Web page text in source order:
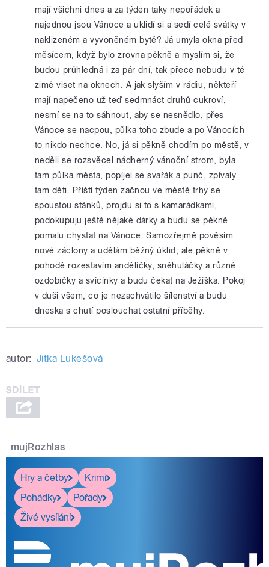
mají všichni dnes a za týden taky nepořádek a
najednou jsou Vánoce a uklidí si a sedí celé svátky v
naklizeném a vyvoněném bytě? Já umyla okna před
měsícem, když bylo zrovna pěkně a myslím si, že
budou průhledná i za pár dní, tak přece nebudu v té
zimě viset na oknech. A jak slyším v rádiu, někteří
mají napečeno už teď sedmnáct druhů cukroví,
nesmí se na to sáhnout, aby se nesnědlo, přes
Vánoce se nacpou, půlka toho zbude a po Vánocích
to nikdo nechce. No, já si pěkně chodím po městě, v
neděli se rozsvěcel nádherný vánoční strom, byla
tam půlka města, popíjel se svařák a punč, zpívaly
tam děti. Příští týden začnou ve městě trhy se
spoustou stánků, projdu si to s kamarádkami,
podokupuju ještě nějaké dárky a budu se pěkně
pomalu chystat na Vánoce. Samozřejmě pověsím
nové záclony a udělám běžný úklid, ale pěkně v
pohodě rozestavím andělíčky, sněhuláčky a různé
ozdobičky a svícínky a budu čekat na Ježíška. Pokoj
v duši všem, co je nezachvátilo šílenství a budu
dneska s chutí poslouchat ostatní příběhy.
autor: Jitka Lukešová
mujRozhlas
Hry a četby
Krimi
Pohádky
Pořady
Živé vysílání